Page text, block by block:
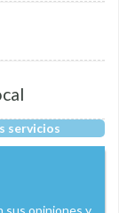
servicios
sus opiniones y